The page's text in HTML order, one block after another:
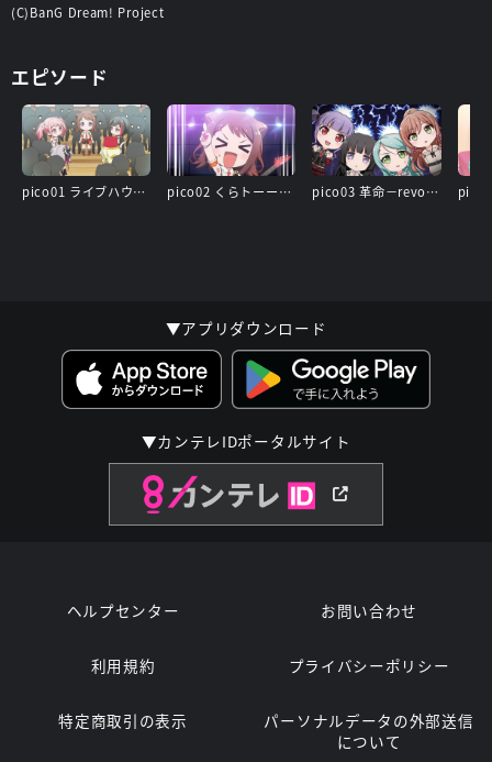
(C)BanG Dream! Project
エピソード
pico01 ライブハウス「さーくる」 pico02 くらトーーーーク pico03 革命－revolution－
▼アプリダウンロード
▼カンテレIDポータルサイト
ヘルプセンター お問い合わせ
利用規約 プライバシーポリシー
特定商取引の表示
パーソナルデータの外部送信
について